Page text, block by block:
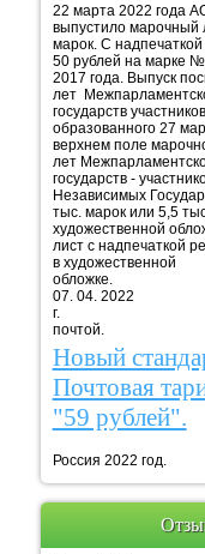
22 марта 2022 года
выпустило марочный
марок. С
50 рублей на марке
2017 года. Выпуск
лет
государств
образованного 27
верхнем поле
лет
государств -
Независимых
тыс. марок или 5,5
художественной
лист с надпечаткой
в художественной
07. 04. 2022
г.
почтой.
Новый
Почтовая
"59 рублей".
Россия 2022 год.